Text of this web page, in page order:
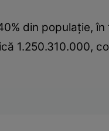
din populație,
1.250.310.000,